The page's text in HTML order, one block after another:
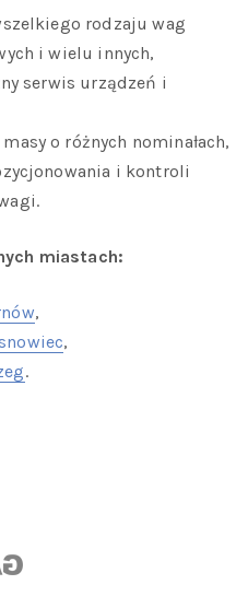
rodzaju wag
i wielu innych,
serwis urządzeń i
o różnych nominałach,
i kontroli
miastach:
,
,
.